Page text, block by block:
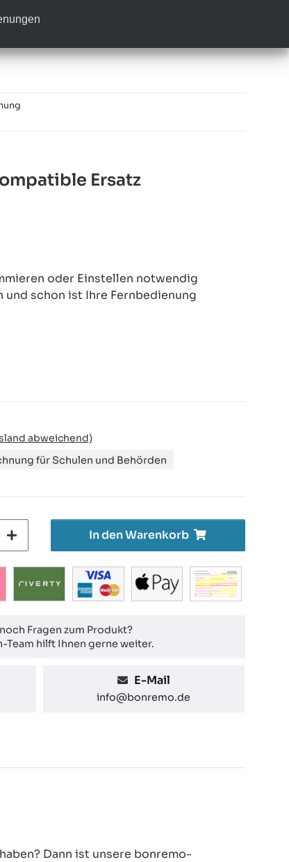
Ersatz
oder Einstellen notwendig
schon ist Ihre Fernbedienung
abweichend)
für Schulen und Behörden
In den Warenkorb
Fragen zum Produkt?
Team hilft Ihnen gerne weiter.
E-Mail
info@bonremo.de
Dann ist unsere bonremo-